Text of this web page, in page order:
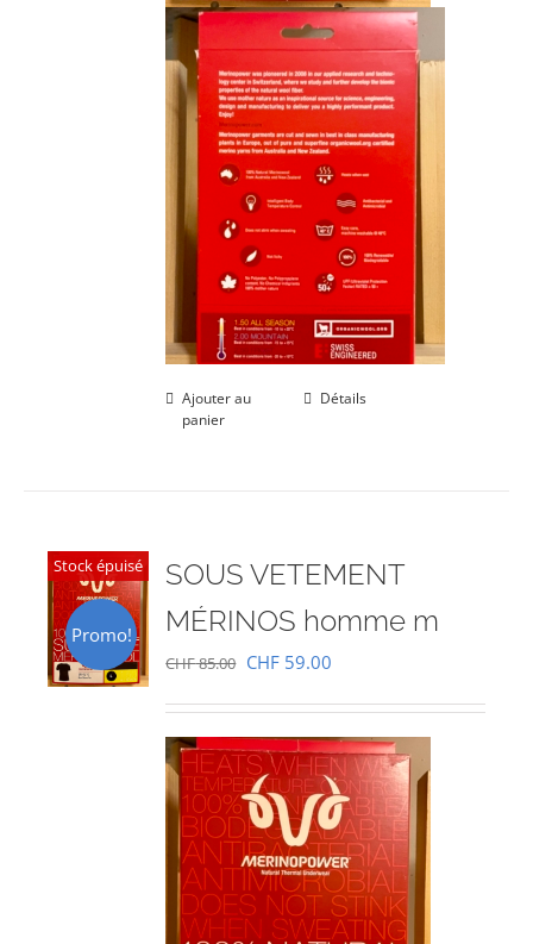
Ajouter au
panier
Détails
Stock épuisé
Promo!
SOUS VETEMENT
MÉRINOS homme m
CHF85.00 Le
initial
était :
CHF 85.00.
CHF 59.00
actuel
est :
CHF 59.00.